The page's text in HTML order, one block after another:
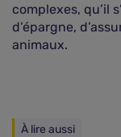
complexes, qu’il
d’épargne,
animaux.
À lire aussi